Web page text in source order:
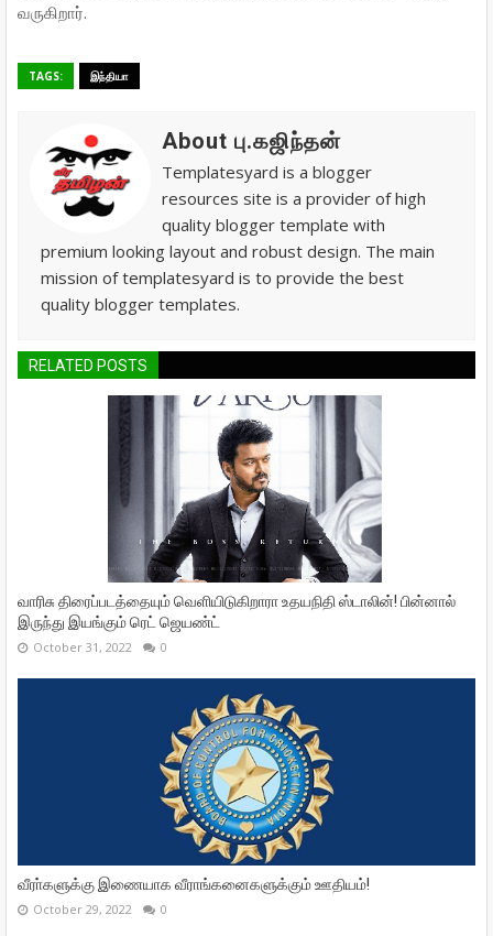
வருகிறார்.
TAGS: இந்தியா
About பு.கஜிந்தன்
Templatesyard is a blogger
resources site is a provider of high
quality blogger template with
premium looking layout and robust design. The main
mission of templatesyard is to provide the best
quality blogger templates.
RELATED POSTS
வாரிசு திரைப்படத்தையும் வெளியிடுகிறாரா உதயநிதி ஸ்டாலின்! பின்னால்
இருந்து இயங்கும் ரெட் ஜெயண்ட்
October 31, 2022 0
வீரா்களுக்கு இணையாக வீராங்கனைகளுக்கும் ஊதியம்!
October 29, 2022 0